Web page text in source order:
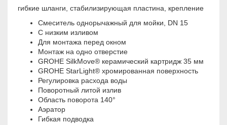
гибкие шланги, стабилизирующая пластина, крепление
Смеситель однорычажный для мойки, DN 15
С низким изливом
Для монтажа перед окном
Монтаж на одно отверстие
GROHE SilkMove® керамический картридж 35 мм
GROHE StarLight® хромированная поверхность
Регулировка расхода воды
Поворотный литой излив
Область поворота 140°
Аэратор
Гибкая подводка